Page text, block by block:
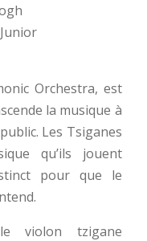
Orchestra, est
la musique à
Les Tsiganes
qu’ils jouent
pour que le
violon tzigane